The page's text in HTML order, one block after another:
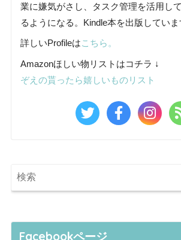
業に嫌気がさし、タスク管理を活用し
るようになる。Kindle本を出版していま
詳しいProfileはこちら。
Amazonほしい物リストはコチラ ↓
ぞえの貰ったら嬉しいものリスト
Facebookページ